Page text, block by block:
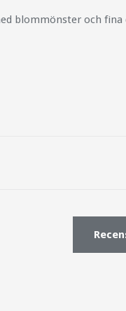
blommönster och fina